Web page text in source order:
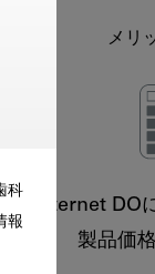
科
報
メリ
Internet DO
製品価